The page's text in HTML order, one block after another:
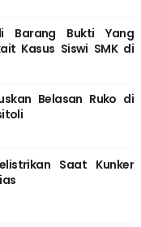
Barang Bukti Yang
Kasus Siswi SMK di
Belasan Ruko di
Saat Kunker